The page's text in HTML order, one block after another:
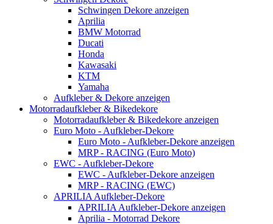
Schwingen Dekore anzeigen
Aprilia
BMW Motorrad
Ducati
Honda
Kawasaki
KTM
Yamaha
Aufkleber & Dekore anzeigen
Motorradaufkleber & Bikedekore
Motorradaufkleber & Bikedekore anzeigen
Euro Moto - Aufkleber-Dekore
Euro Moto - Aufkleber-Dekore anzeigen
MRP - RACING (Euro Moto)
EWC - Aufkleber-Dekore
EWC - Aufkleber-Dekore anzeigen
MRP - RACING (EWC)
APRILIA Aufkleber-Dekore
APRILIA Aufkleber-Dekore anzeigen
Aprilia - Motorrad Dekore